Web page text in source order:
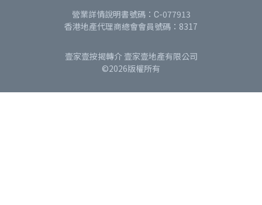
營業詳情說明書號碼：C-077913
香港地產代理商總會會員號碼：8317
壹家壹按揭轉介 壹家壹地產有限公司
©2026版權所有